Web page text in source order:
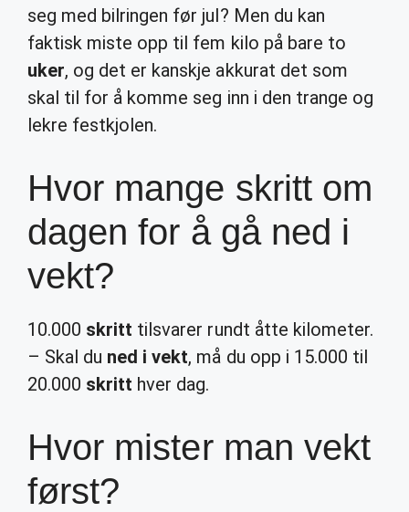
seg med bilringen før jul? Men du kan
faktisk miste opp til fem kilo på bare to
uker, og det er kanskje akkurat det som
skal til for å komme seg inn i den trange og
lekre festkjolen.
Hvor mange skritt om
dagen for å gå ned i
vekt?
10.000 skritt tilsvarer rundt åtte kilometer.
– Skal du ned i vekt, må du opp i 15.000 til
20.000 skritt hver dag.
Hvor mister man vekt
først?